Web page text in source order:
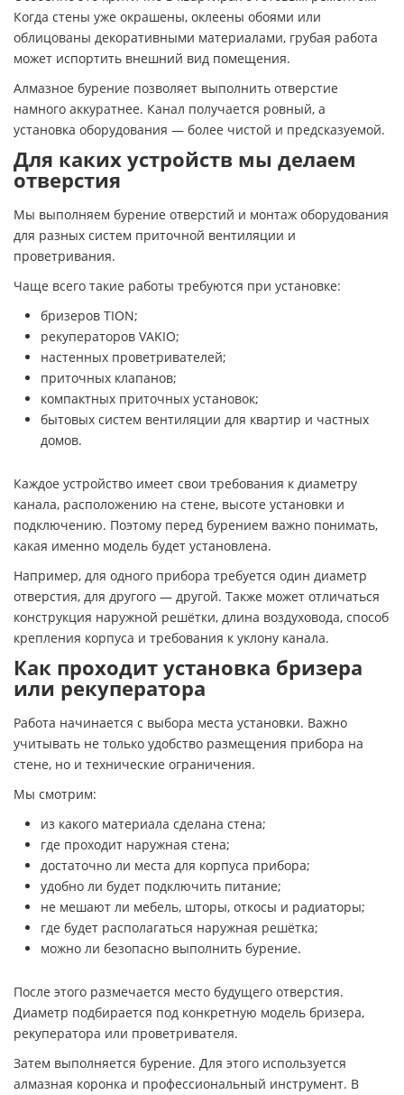
Когда стены уже окрашены, оклеены обоями или
облицованы декоративными материалами, грубая работа
может испортить внешний вид помещения.
Алмазное бурение позволяет выполнить отверстие
намного аккуратнее. Канал получается ровный, а
установка оборудования — более чистой и предсказуемой.
Для каких устройств мы делаем
отверстия
Мы выполняем бурение отверстий и монтаж оборудования
для разных систем приточной вентиляции и
проветривания.
Чаще всего такие работы требуются при установке:
бризеров TION;
рекуператоров VAKIO;
настенных проветривателей;
приточных клапанов;
компактных приточных установок;
бытовых систем вентиляции для квартир и частных
домов.
Каждое устройство имеет свои требования к диаметру
канала, расположению на стене, высоте установки и
подключению. Поэтому перед бурением важно понимать,
какая именно модель будет установлена.
Например, для одного прибора требуется один диаметр
отверстия, для другого — другой. Также может отличаться
конструкция наружной решётки, длина воздуховода, способ
крепления корпуса и требования к уклону канала.
Как проходит установка бризера
или рекуператора
Работа начинается с выбора места установки. Важно
учитывать не только удобство размещения прибора на
стене, но и технические ограничения.
Мы смотрим:
из какого материала сделана стена;
где проходит наружная стена;
достаточно ли места для корпуса прибора;
удобно ли будет подключить питание;
не мешают ли мебель, шторы, откосы и радиаторы;
где будет располагаться наружная решётка;
можно ли безопасно выполнить бурение.
После этого размечается место будущего отверстия.
Диаметр подбирается под конкретную модель бризера,
рекуператора или проветривателя.
Затем выполняется бурение. Для этого используется
алмазная коронка и профессиональный инструмент. В